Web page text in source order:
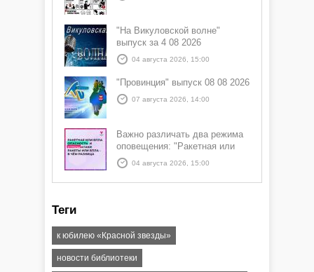
"На Викуловской волне"
выпуск за 4 08 2026
04 августа 2026, 15:00
"Провинция" выпуск 08 08 2026
07 августа 2026, 14:00
Важно различать два режима
оповещения: "Ракетная или
БПЛА опасность" и "Угроза
атаки ракеты или БПЛА"
04 августа 2026, 15:00
Теги
к юбилею «Красной звезды»
новости библиотеки